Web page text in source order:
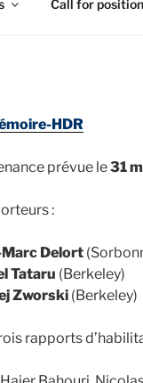
Call for
HDR
prévue le31
:
Marc Delort
Tataru (Berkeley)
Zworski(Berkeley)
rapports